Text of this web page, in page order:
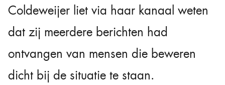
Coldeweijer liet via haar kanaal weten
dat zij meerdere berichten had
ontvangen van mensen die beweren
dicht bij de situatie te staan.